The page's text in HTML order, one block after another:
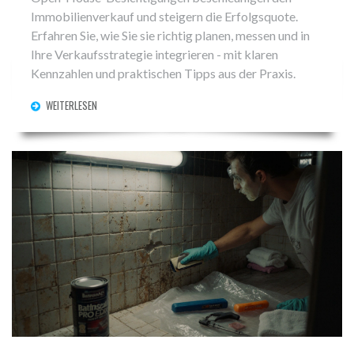
Immobilienverkauf und steigern die Erfolgsquote.
Erfahren Sie, wie Sie sie richtig planen, messen und in
Ihre Verkaufsstrategie integrieren - mit klaren
Kennzahlen und praktischen Tipps aus der Praxis.
WEITERLESEN